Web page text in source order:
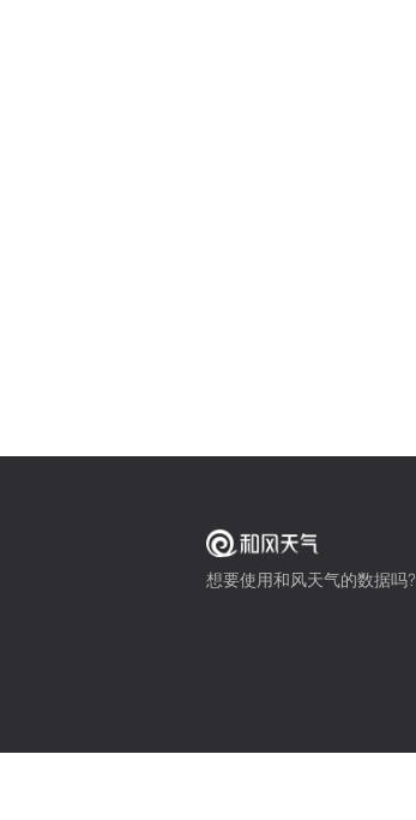
想要使用和风天气的数据吗?